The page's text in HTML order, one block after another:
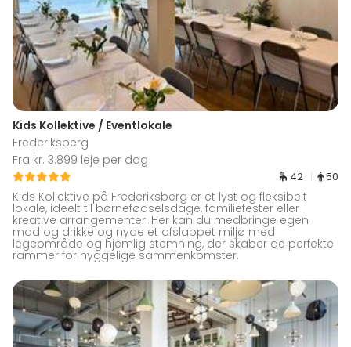
Kids Kollektive / Eventlokale
Frederiksberg
Fra kr. 3.899 leje per dag
42 50
Kids Kollektive på Frederiksberg er et lyst og fleksibelt
lokale, ideelt til børnefødselsdage, familiefester eller
kreative arrangementer. Her kan du medbringe egen
mad og drikke og nyde et afslappet miljø med
legeområde og hjemlig stemning, der skaber de perfekte
rammer for hyggelige sammenkomster.